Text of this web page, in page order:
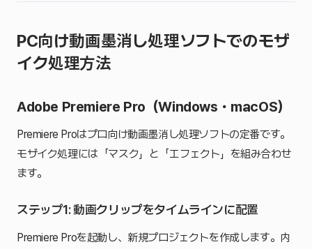
PC向け動画墨消し処理ソフトでのモザ
イク処理方法
Adobe Premiere Pro（Windows・macOS）
Premiere Proはプロ向け動画墨消し処理ソフトの定番です。
モザイク処理には「マスク」と「エフェクト」を組み合わせ
ます。
ステップ1: 動画クリップをタイムラインに配置
Premiere Proを起動し、新規プロジェクトを作成します。内